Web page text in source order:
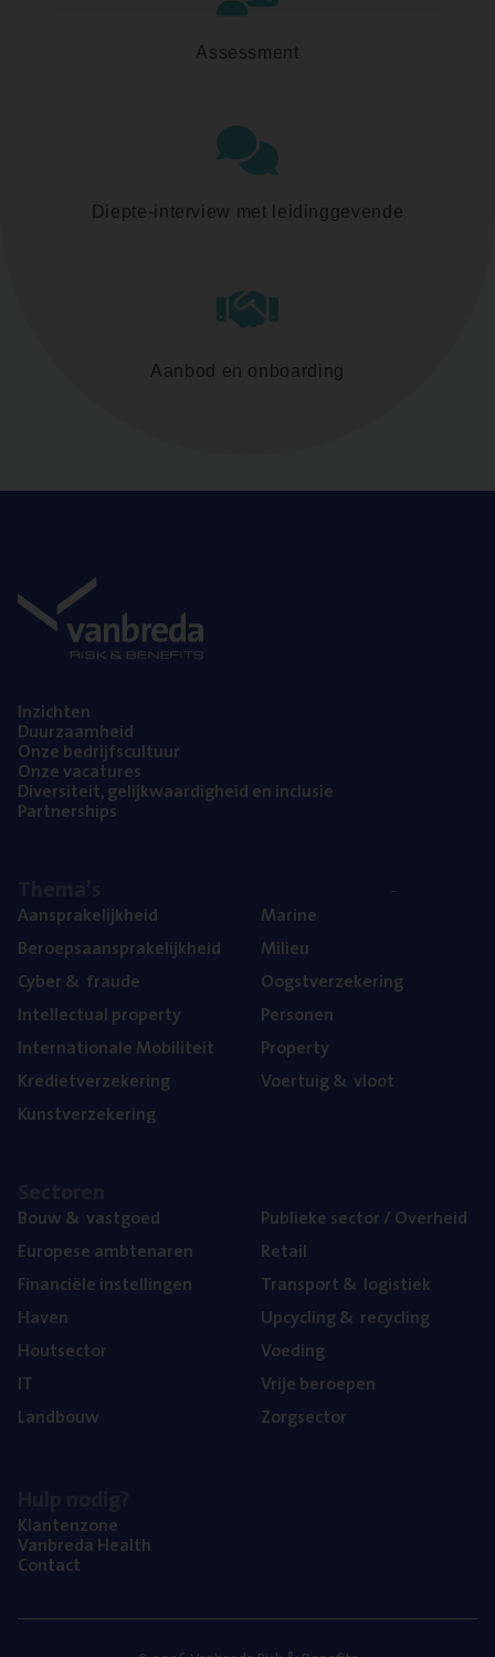
Assessment
Diepte-interview met leidinggevende
Aanbod en onboarding
Inzich­ten
Duur­zaam­heid
Onze bedrijfs­cul­tuur
Onze vaca­tu­res
Diver­si­teit, gelijk­waar­dig­heid en inclusie
Part­ner­ships
Aan­spra­ke­lijk­heid
Beroeps­aan­spra­ke­lijk­heid
Cyber& fraude
Intel­lec­tu­al property
Inter­na­ti­o­na­le Mobiliteit
Kre­diet­ver­ze­ke­ring
Kunst­ver­ze­ke­ring
Mari­ne
Mili­eu
Oogst­ver­ze­ke­ring
Per­so­nen
Pro­per­ty
Voer­tuig& vloot
Bouw& vastgoed
Euro­pe­se ambtenaren
Finan­ci­ë­le instellingen
Haven
Hout­sec­tor
IT
Land­bouw
Publie­ke sec­tor / Overheid
Retail
Trans­port& logistiek
Upcy­cling& recycling
Voe­ding
Vrije beroe­pen
Zorg­sec­tor
Klan­ten­zo­ne
Van­b­re­da Health
Con­tact